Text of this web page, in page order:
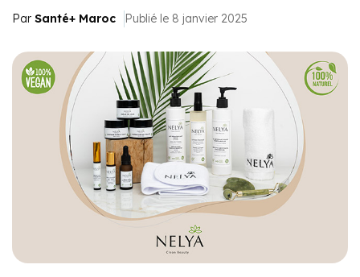
Par Santé+ Maroc Publié le 8 janvier 2025